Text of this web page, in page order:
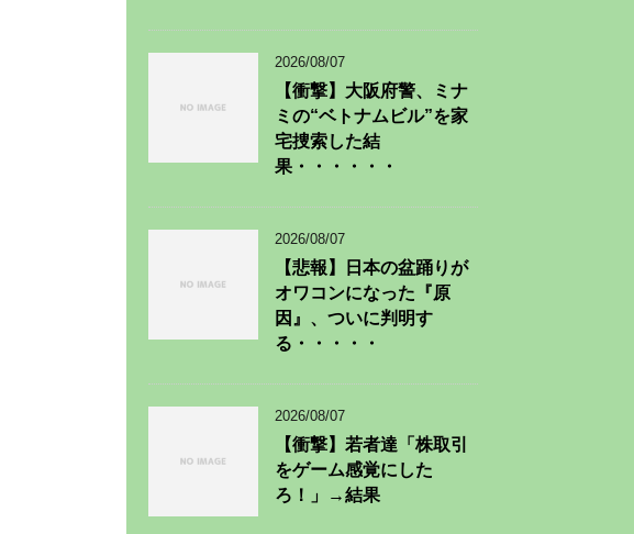
2026/08/07
【衝撃】大阪府警、ミナ
ミの“ベトナムビル”を家
宅捜索した結
果・・・・・・
2026/08/07
【悲報】日本の盆踊りが
オワコンになった『原
因』、ついに判明す
る・・・・・
2026/08/07
【衝撃】若者達「株取引
をゲーム感覚にした
ろ！」→結果